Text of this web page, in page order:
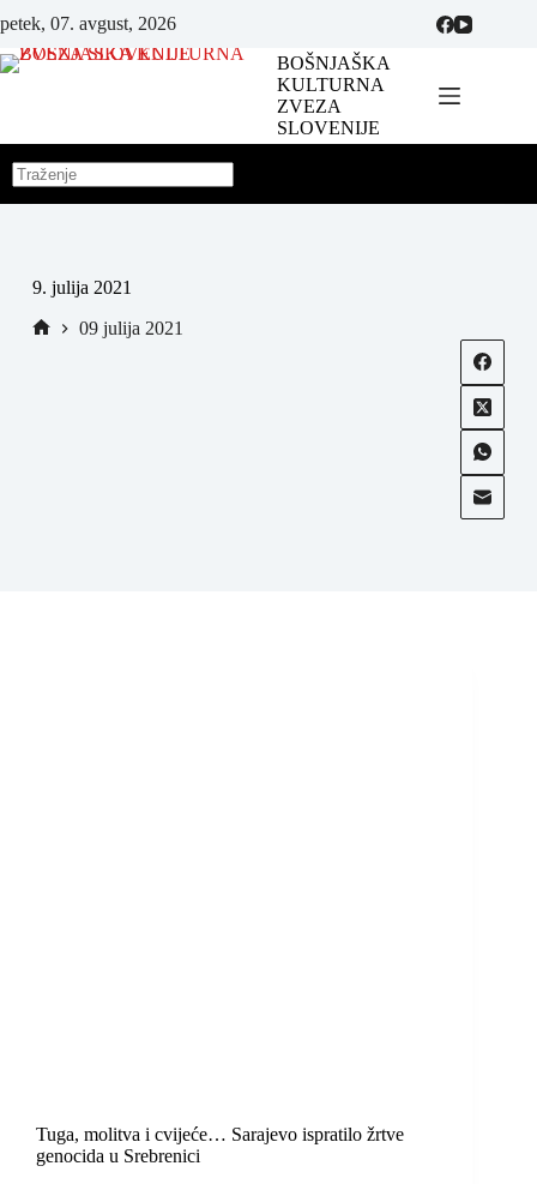
petek, 07. avgust, 2026
BOŠNJAŠKA
KULTURNA
ZVEZA
SLOVENIJE
9. julija 2021
09 julija 2021
Tuga, molitva i cvijeće… Sarajevo ispratilo žrtve
genocida u Srebrenici